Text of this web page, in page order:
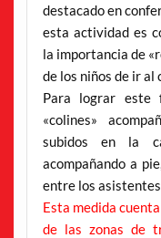
destacado en
esta actividad es
la importancia de
de los niños de ir al
Para lograr este
«colines»
subidos en la
acompañando a
entre los
Esta medida
de las zonas de